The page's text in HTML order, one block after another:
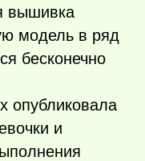
вышивка
модель в ряд
бесконечно
опубликовала
и